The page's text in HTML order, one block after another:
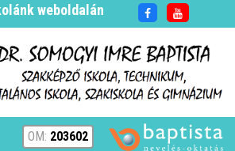
weboldalán
OM: 203602